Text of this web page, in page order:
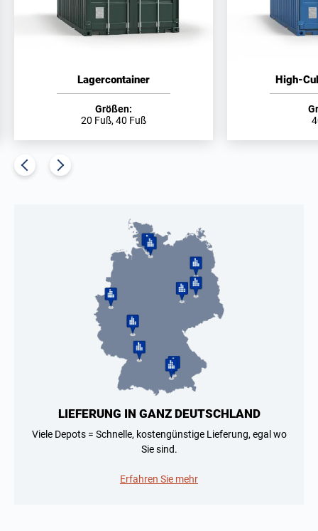
Lagercontainer
Größen:
20 Fuß, 40 Fuß
High-
LIEFERUNG IN GANZ DEUTSCHLAND
Viele Depots = Schnelle, kostengünstige Lieferung, egal wo
Sie sind.
Erfahren Sie mehr